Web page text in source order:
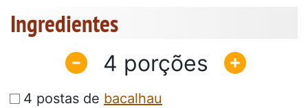
Ingredientes
4
4 postas de bacalhau